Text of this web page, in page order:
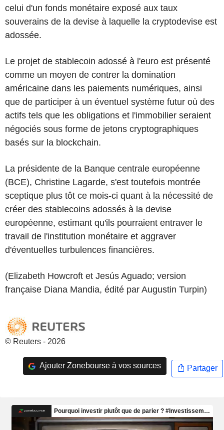
celui d'un fonds monétaire exposé aux taux
souverains de la devise à laquelle la cryptodevise est
adossée.
Le projet de stablecoin adossé à l'euro est présenté
comme un moyen de contrer la domination
américaine dans les paiements numériques, ainsi
que de participer à un éventuel système futur où des
actifs tels que les obligations et l'immobilier seraient
négociés sous forme de jetons cryptographiques
basés sur la blockchain.
La présidente de la Banque centrale européenne
(BCE), Christine Lagarde, s'est toutefois montrée
sceptique plus tôt ce mois-ci quant à la nécessité de
créer des stablecoins adossés à la devise
européenne, estimant qu'ils pourraient entraver le
travail de l'institution monétaire et aggraver
d'éventuelles turbulences financières.
(Elizabeth Howcroft et Jesús Aguado; version
française Diana Mandia, édité par Augustin Turpin)
© Reuters - 2026
Ajouter Zonebourse à vos sources Partager